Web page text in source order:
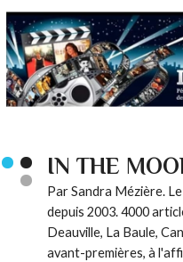
IN THE
Par Sandra Mézière.
depuis 2003. 4000
Deauville, La Baule,
avant-premières, à